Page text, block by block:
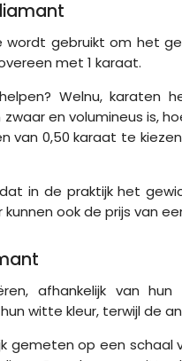
gebruikt om het
met 1 karaat.
Welnu, karaten
en volumineus is,
van 0,50 karaat te
in de praktijk het
ook de prijs van
afhankelijk van
witte kleur, terwijl de
gemeten op een schaal